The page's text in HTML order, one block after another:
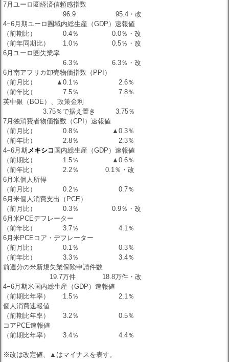
7月ユーロ圏経済信頼感指数
96.9 95.4・改
4−6月期ユーロ圏域内総生産（GDP）速報値
（前期比） 0.4％ 0.0％・改
（前年同期比） 1.0％ 0.5％・改
6月ユーロ圏失業率
6.3％ 6.3％・改
6月南アフリカ卸売物価指数（PPI）
（前月比） ▲0.1％ 2.6％
（前年比） 7.5％ 7.8％
英中銀（BOE）、政策金利
3.75％で据え置き 3.75％
7月独消費者物価指数（CPI）速報値
（前月比） 0.8％ ▲0.3％
（前年比） 2.8％ 2.3％
4−6月期メキシコ 国内総生産（GDP）速報値
（前期比） 1.5％ ▲0.6％
（前年比） 2.2％ 0.1％・改
6月米個人所得
（前月比） 0.2％ 0.7％
6月米個人消費支出（PCE）
（前月比） 0.3％ 0.9％・改
6月米PCEデフレーター
（前年比） 3.7％ 4.1％
6月米PCEコア・デフレーター
（前月比） 0.1％ 0.3％
（前年比） 3.3％ 3.4％
前週分の米新規失業保険申請件数
19.7万件 18.8万件・改
4−6月期米国内総生産（GDP）速報値
（前期比年率） 1.5％ 2.1％
個人消費速報値
（前期比年率） 3.2％ 0.5％
コアPCE速報値
（前期比年率） 3.4％ 4.4％
※改は改定値、▲はマイナスを表す。